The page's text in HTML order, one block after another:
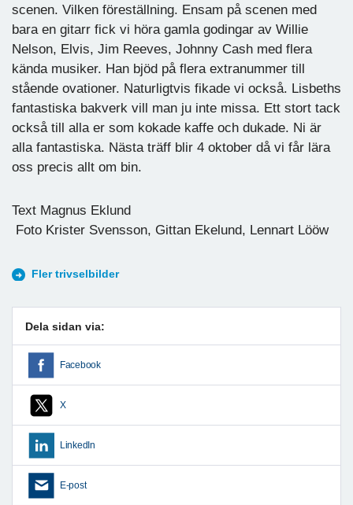
scenen. Vilken föreställning. Ensam på scenen med
bara en gitarr fick vi höra gamla godingar av Willie
Nelson, Elvis, Jim Reeves, Johnny Cash med flera
kända musiker. Han bjöd på flera extranummer till
stående ovationer. Naturligtvis fikade vi också. Lisbeths
fantastiska bakverk vill man ju inte missa. Ett stort tack
också till alla er som kokade kaffe och dukade. Ni är
alla fantastiska. Nästa träff blir 4 oktober då vi får lära
oss precis allt om bin.
Text Magnus Eklund
Foto Krister Svensson, Gittan Ekelund, Lennart Lööw
Fler trivselbilder
Dela sidan via:
Facebook
X
LinkedIn
E-post